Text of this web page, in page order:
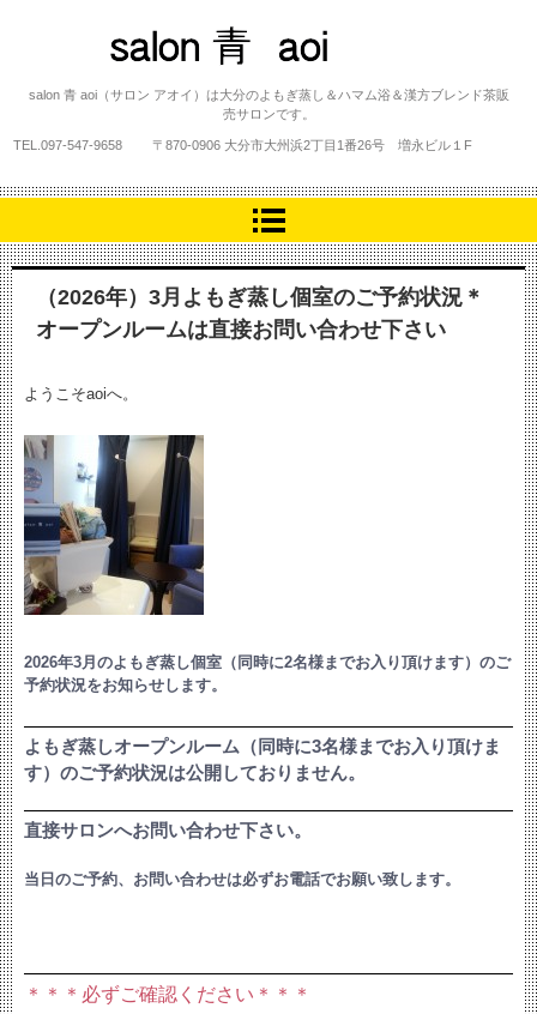
salon 青 aoi
salon 青 aoi（サロン アオイ）は大分のよもぎ蒸し＆ハマム浴＆漢方ブレンド茶販
売サロンです。
TEL. 097-547-9658 〒870-0906 大分市大州浜2丁目1番26号 増永ビル１F
（2026年）3月よもぎ蒸し個室のご予約状況＊
オープンルームは直接お問い合わせ下さい
ようこそaoiへ。
2026年3月のよもぎ蒸し個室（同時に2名様までお入り頂けます）のご
予約状況をお知らせします。
よもぎ蒸しオープンルーム（同時に3名様までお入り頂けま
す）のご予約状況は公開しておりません。
直接サロンへお問い合わせ下さい。
当日のご予約、お問い合わせは必ずお電話でお願い致します。
＊＊＊必ずご確認ください＊＊＊